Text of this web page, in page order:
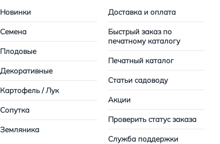
Новинки
Семена
Плодовые
Декоративные
Картофель / Лук
Сопутка
Земляника
Доставка и оплата
Быстрый заказ по
печатному каталогу
Печатный каталог
Статьи садоводу
Акции
Проверить статус заказа
Служба поддержки